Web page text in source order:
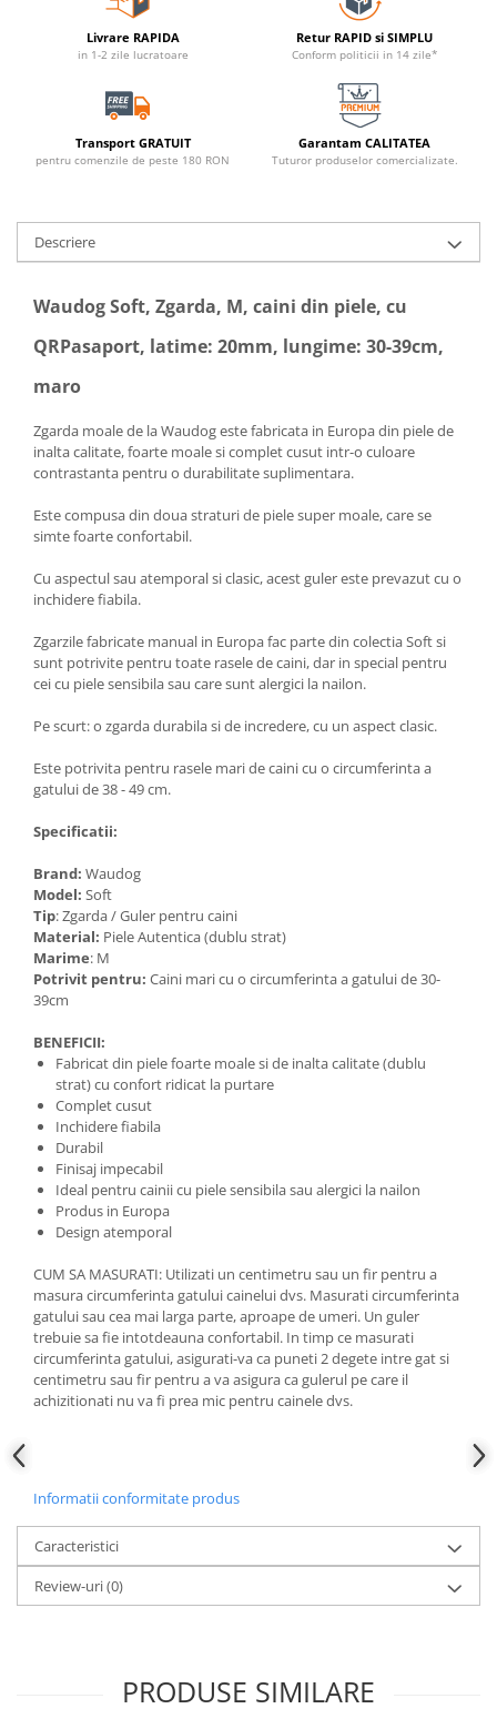
Livrare RAPIDA
in 1-2 zile lucratoare
Retur RAPID si SIMPLU
Conform politicii in 14 zile*
Transport GRATUIT
pentru comenzile de peste 180 RON
Garantam CALITATEA
Tuturor produselor comercializate.
Descriere
Waudog Soft, Zgarda, M, caini din piele, cu
QRPasaport, latime: 20mm, lungime: 30-39cm,
maro
Zgarda moale de la Waudog este fabricata in Europa din piele de
inalta calitate, foarte moale si complet cusut intr-o culoare
contrastanta pentru o durabilitate suplimentara.
Este compusa din doua straturi de piele super moale, care se
simte foarte confortabil.
Cu aspectul sau atemporal si clasic, acest guler este prevazut cu o
inchidere fiabila.
Zgarzile fabricate manual in Europa fac parte din colectia Soft si
sunt potrivite pentru toate rasele de caini, dar in special pentru
cei cu piele sensibila sau care sunt alergici la nailon.
Pe scurt: o zgarda durabila si de incredere, cu un aspect clasic.
Este potrivita pentru rasele mari de caini cu o circumferinta a
gatului de 38 - 49 cm.
Specificatii:
Brand: Waudog
Model: Soft
Tip: Zgarda / Guler pentru caini
Material: Piele Autentica (dublu strat)
Marime: M
Potrivit pentru: Caini mari cu o circumferinta a gatului de 30-
39cm
BENEFICII:
Fabricat din piele foarte moale si de inalta calitate (dublu
strat) cu confort ridicat la purtare
Complet cusut
Inchidere fiabila
Durabil
Finisaj impecabil
Ideal pentru cainii cu piele sensibila sau alergici la nailon
Produs in Europa
Design atemporal
CUM SA MASURATI: Utilizati un centimetru sau un fir pentru a
masura circumferinta gatului cainelui dvs. Masurati circumferinta
gatului sau cea mai larga parte, aproape de umeri. Un guler
trebuie sa fie intotdeauna confortabil. In timp ce masurati
circumferinta gatului, asigurati-va ca puneti 2 degete intre gat si
centimetru sau fir pentru a va asigura ca gulerul pe care il
achizitionati nu va fi prea mic pentru cainele dvs.
Informatii conformitate produs
Caracteristici
Review-uri(0)
PRODUSE SIMILARE